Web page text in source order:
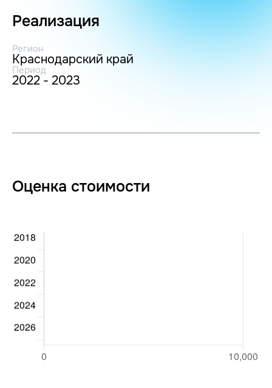
Реализация
Регион
Краснодарский край
Период
2022 - 2023
Оценка стоимости